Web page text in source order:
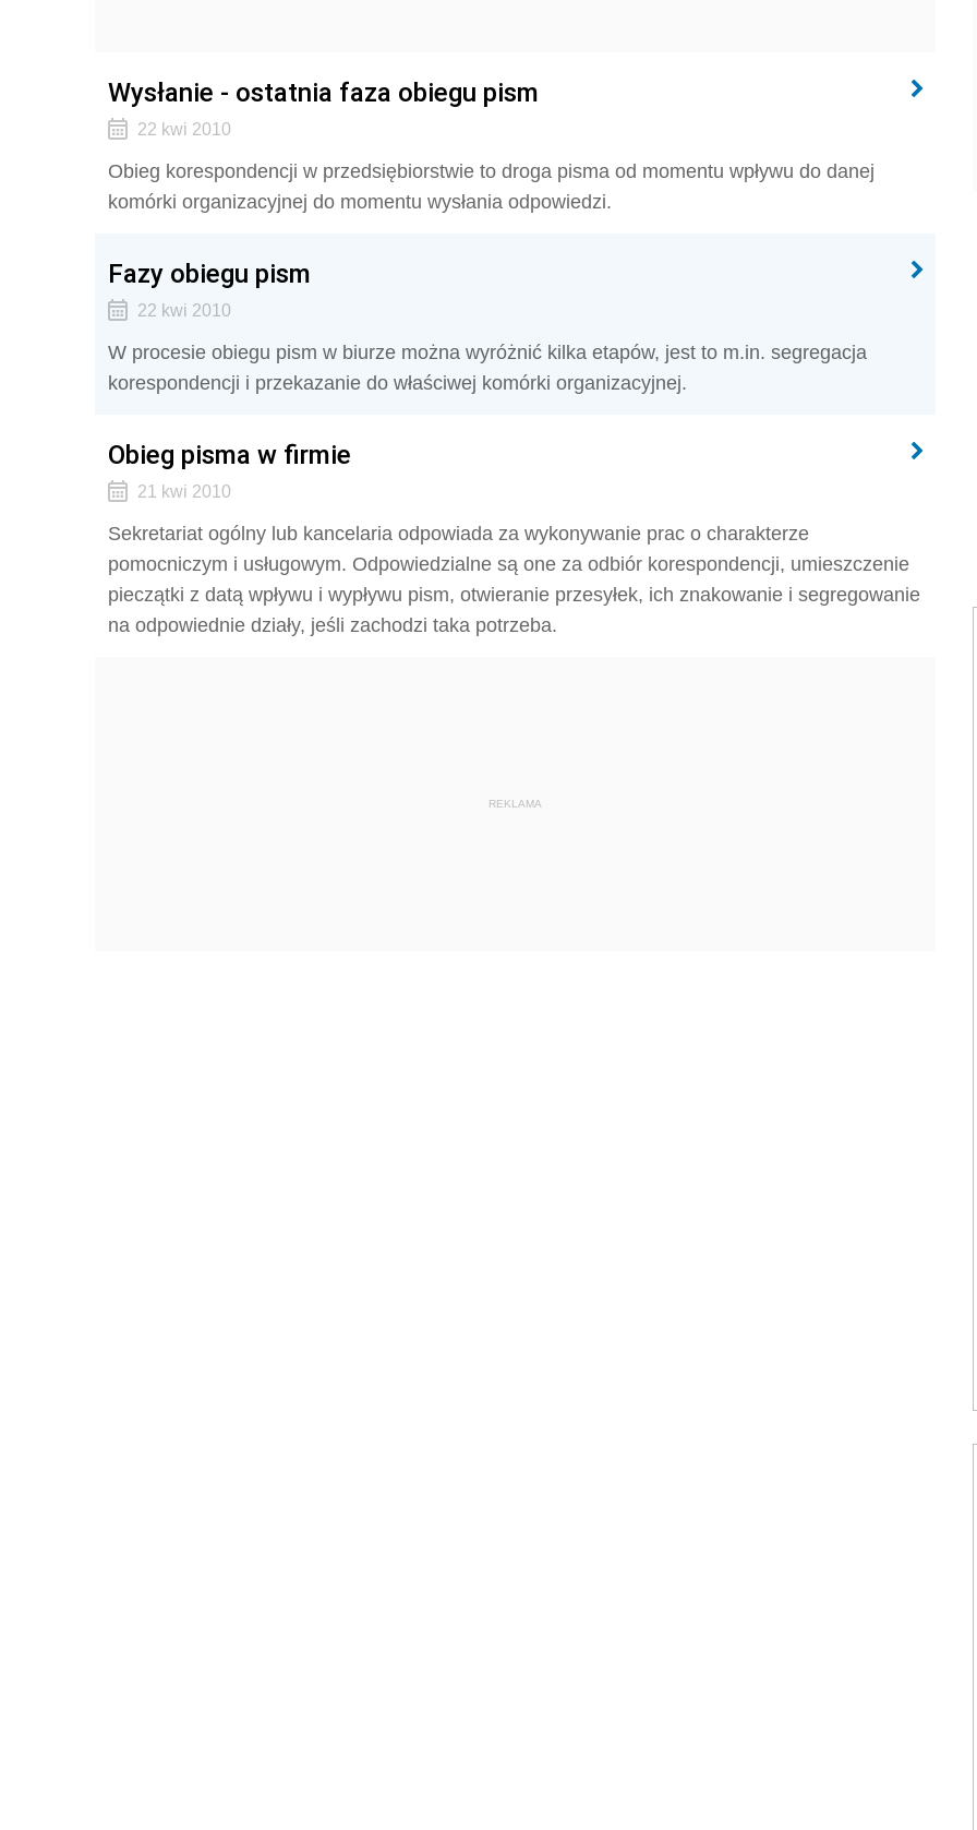
Wysłanie - ostatnia faza obiegu pism
22 kwi 2010
Obieg korespondencji w przedsiębiorstwie to droga pisma od momentu wpływu do danej
komórki organizacyjnej do momentu wysłania odpowiedzi.
Fazy obiegu pism
22 kwi 2010
W procesie obiegu pism w biurze można wyróżnić kilka etapów, jest to m.in. segregacja
korespondencji i przekazanie do właściwej komórki organizacyjnej.
Obieg pisma w firmie
21 kwi 2010
Sekretariat ogólny lub kancelaria odpowiada za wykonywanie prac o charakterze
pomocniczym i usługowym. Odpowiedzialne są one za odbiór korespondencji, umieszczenie
pieczątki z datą wpływu i wypływu pism, otwieranie przesyłek, ich znakowanie i segregowanie
na odpowiednie działy, jeśli zachodzi taka potrzeba.
REKLAMA